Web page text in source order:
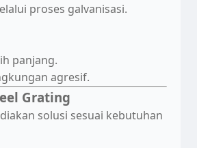
proses galvanisasi.
panjang.
agresif.
Grating
solusi sesuai kebutuhan